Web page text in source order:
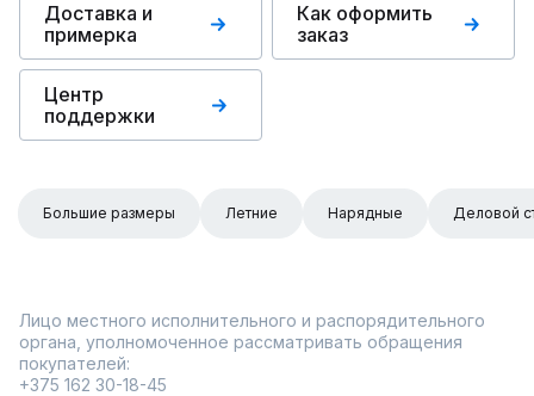
Доставка и
примерка
Как оформить
заказ
Центр
поддержки
Большие размеры Летние Нарядные Деловой
Лицо местного исполнительного и распорядительного
органа, уполномоченное рассматривать обращения
покупателей:
+375 162 30-18-45